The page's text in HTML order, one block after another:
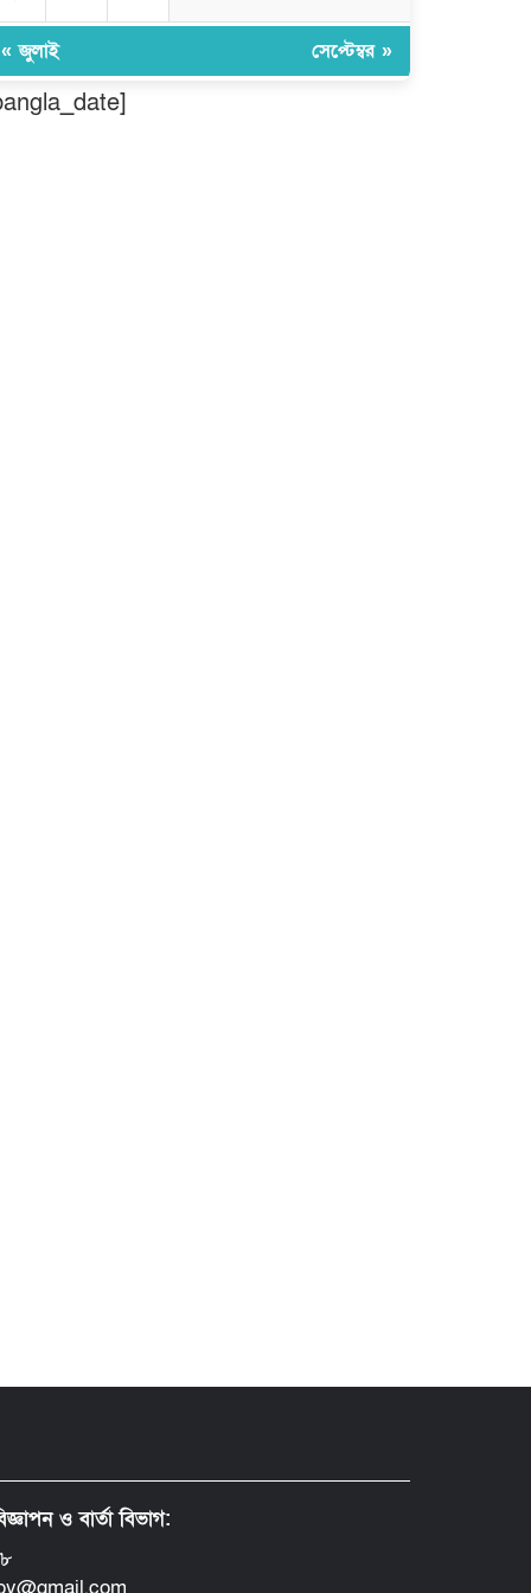
বিশ্বনাথে ‘প্রবাসী ওয়েলফেয়ার
এসোসিয়েশন’র পক্ষ থেকে নগদ অর্থ
« জুলাই সেপ্টেম্বর »
ও বার্তা বিভাগ: